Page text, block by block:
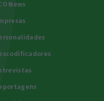
News